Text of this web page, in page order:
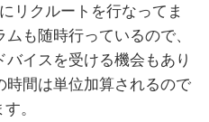
リクルートを行なってま
も随時行っているので、
イスを受ける機会もあり
時間は単位加算されるので
。